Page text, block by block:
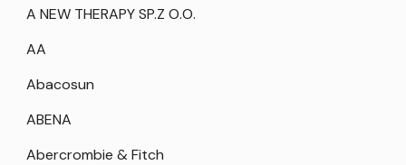
A NEW THERAPY SP.Z O.O.
AA
Abacosun
ABENA
Abercrombie & Fitch